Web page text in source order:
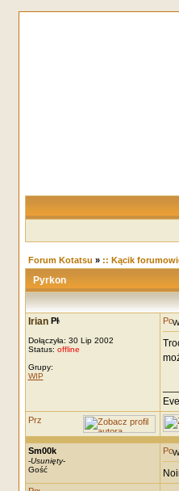
Forum Kotatsu » :: Kącik
Pyrkon
Irian
Dołączyła: 30 Lip 2002
Status: offline
Grupy:
WIP
Sm00k
-Usunięty-
Gość